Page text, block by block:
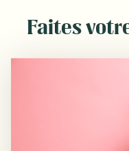
Faites